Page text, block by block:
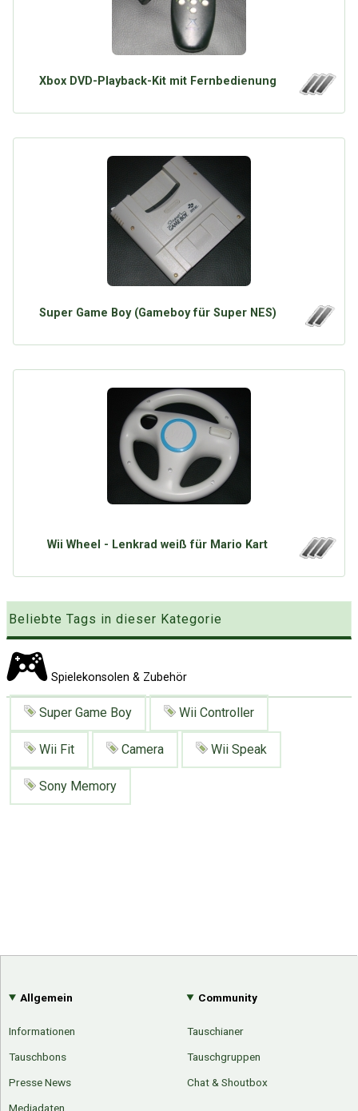
Mit Email Twitter Facebook
Google
Xbox DVD-Playback-Kit mit Fernbedienung
Super Game Boy (Gameboy für Super NES)
Wii Wheel - Lenkrad weiß für Mario Kart
Beliebte Tags in dieser Kategorie
Spielekonsolen & Zubehör
Super Game Boy Wii Controller
Wii Fit Camera Wii Speak
Sony Memory
Allgemein
Informationen
Tauschbons
Presse News
Mediadaten
Community
Tauschianer
Tauschgruppen
Chat & Shoutbox